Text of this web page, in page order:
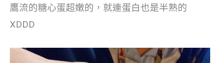
鷹流的糖心蛋超嫩的，就連蛋白也是半熟的
XDDD